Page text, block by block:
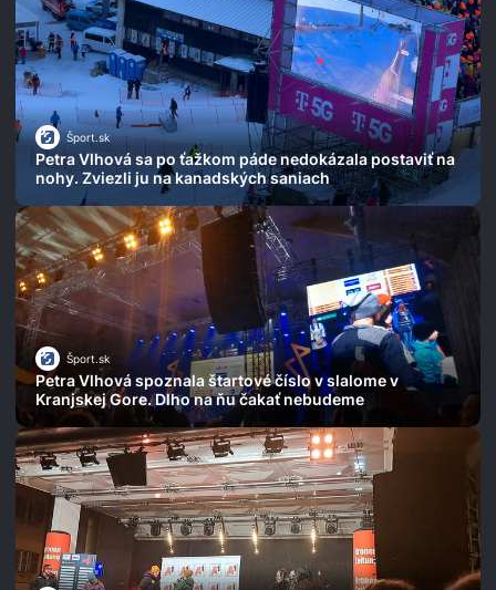
Šport.sk
Petra Vlhová sa po ťažkom páde nedokázala postaviť na
nohy. Zviezli ju na kanadských saniach
Šport.sk
Petra Vlhová spoznala štartové číslo v slalome v
Kranjskej Gore. Dlho na ňu čakať nebudeme